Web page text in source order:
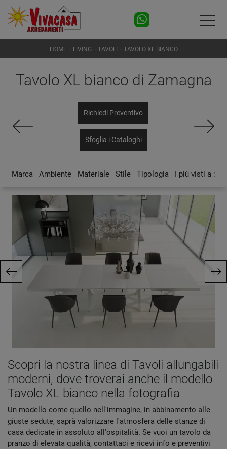
HOME- LIVING - TAVOLI - TAVOLO XL BIANCO
Tavolo XL bianco di Zamagna
Richiedi Preventivo
Sfoglia i Cataloghi
Marca Ambiente Materiale Stile Tipologia I più visti a :
Scopri la nostra linea di Tavoli allungabili
moderni, dove troverai anche il modello
Tavolo XL bianco nella fotografia
Un modello come quello nell'immagine, in abbinamento alle
giuste sedute, saprà valorizzare l'atmosfera delle stanze di
casa dedicate in assoluto all'ospitalità. Se vuoi un tavolo da
pranzo di elevata qualità, contattaci e ricevi info e preventivi